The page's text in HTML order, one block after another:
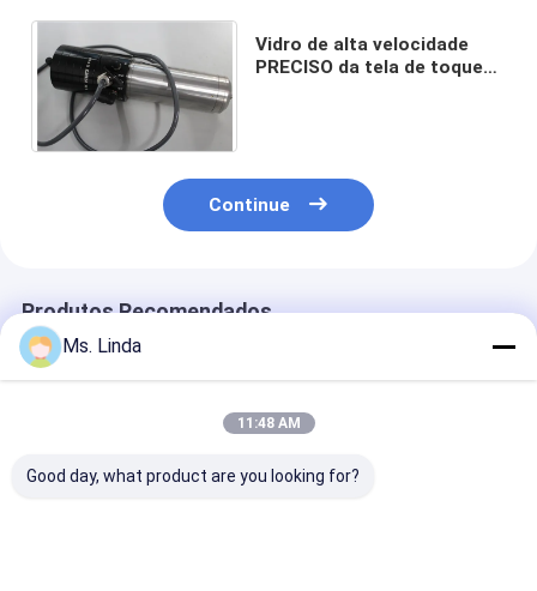
Vidro de alta velocidade
PRECISO da tela de toque
Continue
Produtos Recomendados
Ms. Linda
11:48 AM
Good day, what product are you looking for?